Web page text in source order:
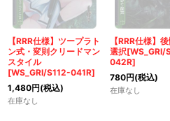
【RRR仕様】ツープラト
ン式・変則クリードマン
スタイル
[WS_GRI/S112-041R]
1,480円(税込)
在庫なし
【RRR仕様】
選択[WS_GRI/
042R]
780円(税込)
在庫なし